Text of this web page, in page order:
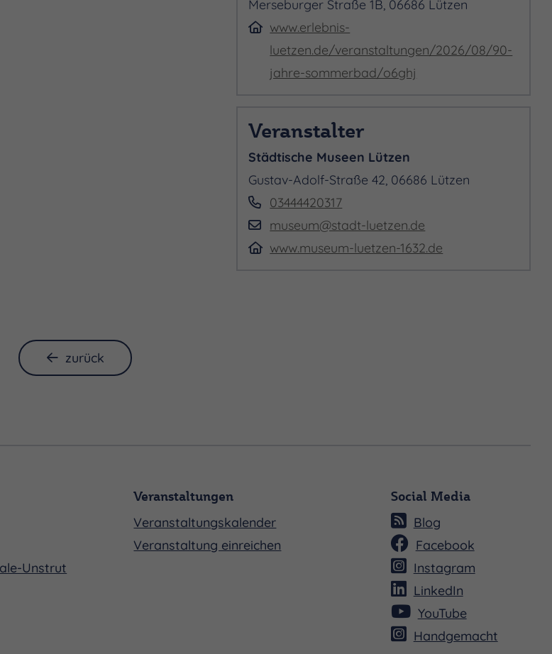
Merseburger Straße 1B, 06686 Lützen
www.erlebnis-
luetzen.de/veranstaltungen/2026/08/90-
jahre-sommerbad/o6ghj
Veranstalter
Städtische Museen Lützen
Gustav-Adolf-Straße 42, 06686 Lützen
03444420317
museum@stadt-luetzen.de
www.museum-luetzen-1632.de
zurück
Unstrut
Veranstaltungen
Veranstaltungskalender
Veranstaltung einreichen
Social Media
Blog
Facebook
Instagram
LinkedIn
YouTube
Handgemacht